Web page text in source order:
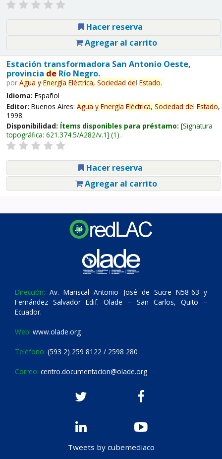
Hacer reserva
Agregar al carrito
Estación transformadora San Antonio Oeste,
provincia deRío Negro.
por Agua y Energía Eléctrica, Sociedad del Estado.
Idioma: Español
Editor: Buenos Aires: Agua y Energía Eléctrica, Sociedad del Estado,
1998
Disponibilidad: Ítems disponibles para préstamo: Signatura
topográfica: 621.374.5/A282/v.1 (1).
Hacer reserva
Agregar al carrito
Dirección: Av. Mariscal Antonio José de Sucre N58-63 y
Fernández Salvador Edif. Olade – San Carlos, Quito –
Ecuador.
Web: www.olade.org
Teléfono: (593 2) 259 8122 / 2598 280
Correo: centro.documentacion@olade.org
Tweets by cubemediaco